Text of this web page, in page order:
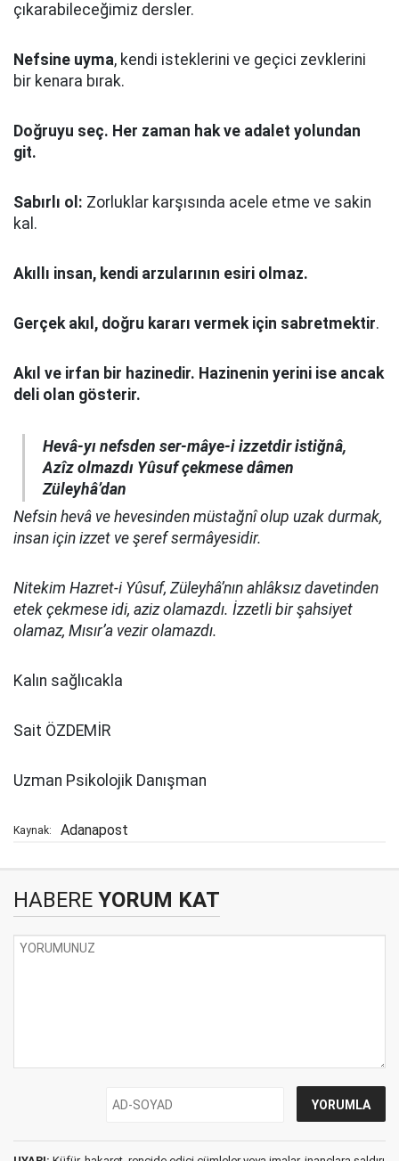
çıkarabileceğimiz dersler.
Nefsine uyma, kendi isteklerini ve geçici zevklerini
bir kenara bırak.
Doğruyu seç. Her zaman hak ve adalet yolundan
git.
Sabırlı ol: Zorluklar karşısında acele etme ve sakin
kal.
Akıllı insan, kendi arzularının esiri olmaz.
Gerçek akıl, doğru kararı vermek için sabretmektir.
Akıl ve irfan bir hazinedir. Hazinenin yerini ise ancak
deli olan gösterir.
Hevâ-yı nefsden ser-mâye-i izzetdir istiğnâ,
Azîz olmazdı Yûsuf çekmese dâmen
Züleyhâ’dan
Nefsin hevâ ve hevesinden müstağnî olup uzak durmak,
insan için izzet ve şeref sermâyesidir.
Nitekim Hazret-i Yûsuf, Züleyhâ’nın ahlâksız davetinden
etek çekmese idi, aziz olamazdı. İzzetli bir şahsiyet
olamaz, Mısır’a vezir olamazdı.
Kalın sağlıcakla
Sait ÖZDEMİR
Uzman Psikolojik Danışman
Kaynak: Adanapost
HABERE YORUM KAT